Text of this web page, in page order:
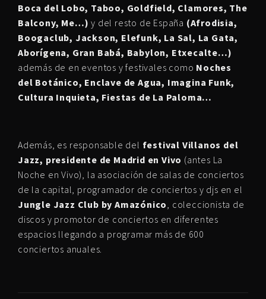
Boca del Lobo, Taboo, Goldfield, Clamores, The
Balcony, Me…)y del resto de España (Afrodisia,
Boogaclub, Jackson, Elefunk, La Sal, La Gata,
Aborígena, Gran Babá, Babylon, Etxecalte…)
además de en eventos y festivales como Noches
del Botánico, Enclave de Agua, Imagina Funk,
Cultura Inquieta, Fiestas de La Paloma…
Además, es responsable del festival Villanos del
Jazz, presidente de Madrid en Vivo (antes La
Noche en Vivo), la asociación de salas de conciertos
de la capital, programador de conciertos y djs en el
Jungle Jazz Club by Amazónico, coleccionista de
discos y promotor de conciertos en diferentes
espacios llegando a programar más de 600
conciertos anuales.